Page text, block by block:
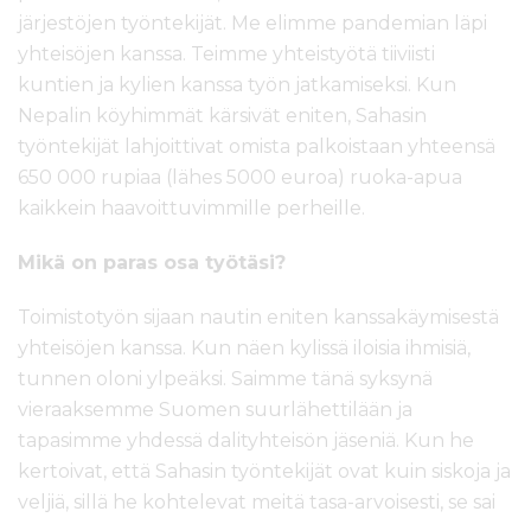
järjestöjen työntekijät. Me elimme pandemian läpi
yhteisöjen kanssa. Teimme yhteistyötä tiiviisti
kuntien ja kylien kanssa työn jatkamiseksi. Kun
Nepalin köyhimmät kärsivät eniten, Sahasin
työntekijät lahjoittivat omista palkoistaan yhteensä
650 000 rupiaa (lähes 5000 euroa) ruoka-apua
kaikkein haavoittuvimmille perheille.
Mikä on paras osa työtäsi?
Toimistotyön sijaan nautin eniten kanssakäymisestä
yhteisöjen kanssa. Kun näen kylissä iloisia ihmisiä,
tunnen oloni ylpeäksi. Saimme tänä syksynä
vieraaksemme Suomen suurlähettilään ja
tapasimme yhdessä dalityhteisön jäseniä. Kun he
kertoivat, että Sahasin työntekijät ovat kuin siskoja ja
veljiä, sillä he kohtelevat meitä tasa-arvoisesti, se sai